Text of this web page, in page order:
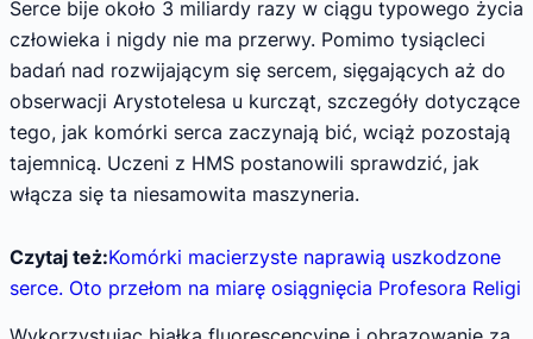
Serce bije około 3 miliardy razy w ciągu typowego życia
człowieka i nigdy nie ma przerwy. Pomimo tysiącleci
badań nad rozwijającym się sercem, sięgających aż do
obserwacji Arystotelesa u kurcząt, szczegóły dotyczące
tego, jak komórki serca zaczynają bić, wciąż pozostają
tajemnicą. Uczeni z HMS postanowili sprawdzić, jak
włącza się ta niesamowita maszyneria.
Czytaj też:Komórki macierzyste naprawią uszkodzone
serce. Oto przełom na miarę osiągnięcia Profesora Religi